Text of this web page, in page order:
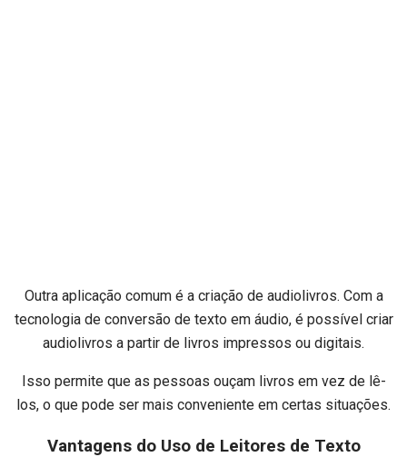
Outra aplicação comum é a criação de audiolivros. Com a
tecnologia de conversão de texto em áudio, é possível criar
audiolivros a partir de livros impressos ou digitais.
Isso permite que as pessoas ouçam livros em vez de lê-
los, o que pode ser mais conveniente em certas situações.
Vantagens do Uso de Leitores de Texto